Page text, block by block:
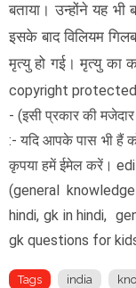
बताया। उन्होंने यह
इसके बाद विलियम
मृत्यु हो गई। मृत्यु का
copyright
- (इसी प्रकार की
:- यदि आपके पास भी हैं
कृपया हमें ईमेल करें।
(general
hindi, gk in hindi,
gk questions for
Tags india